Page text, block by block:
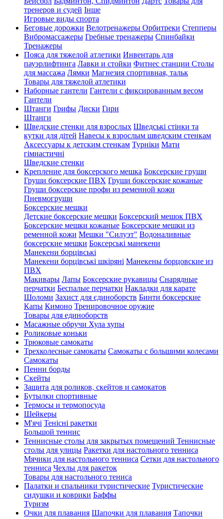
тренеров и судей Інше
Игровые виды спорта
Беговые дорожки Велотренажеры Орбитреки Степперы
Вибромассажеры Гребные тренажеры Спинбайки
Тренажеры
Пояса для тяжелой атлетики Инвентарь для
пауэрлифтинга Лавки и стойки Фитнес станции Столы
для массажа Лямки Магнезия спортивная, тальк
Товары для тяжелой атлетики
Наборные гантели Гантели с фиксированным весом
Гантели
Штанги Грифы Диски Гири
Штанги
Шведские стенки для взрослых Шведські стінки та
кутки для дітей Навесы к взрослым шведским стенкам
Аксессуары к детским стенкам Турніки Мати
гімнастичні
Шведские стенки
Крепление для боксерского мешка Боксерские груши
Груши боксерские ПВХ Груши боксерские кожаные
Груши боксерские профи из ременной кожи
Пневмогруши
Боксерские мешки
Детские боксерские мешки Боксерский мешок ПВХ
Боксерские мешки кожаные Боксерские мешки из
ременной кожи Мешки "Силуэт" Водоналивные
боксерские мешки Боксерські манекени
Манекени борцівські
Манекени борцівські шкіряні Манекены борцовские из
ПВХ
Макивары Лапы Боксерские рукавицы Снарядные
перчатки Беспалые перчатки Накладки для карате
Шоломи Захист для єдиноборств Бинти боксерские
Капы Кимоно Тренировочное оружие
Товары для единоборств
Масажные обручи Хула хупы
Роликовые коньки
Трюковые самокаты
Трехколесные самокаты Самокаты с большими колесами
Cамокаты
Пенни борды
Скейты
Защита для роликов, скейтов и самокатов
Бутылки спортивные
Термосы и термопосуда
Шейкеры
М'ячі Тенісні ракетки
Большой теннис
Теннисные столы для закрытых помещений Теннисные
столы для улицы Ракетки для настольного тенниса
Мячики для настольного тенниса Сетки для настольного
тенниса Чехлы для ракеток
Товары для настольного тениса
Палатки и спальники туристические Туристические
сидушки и коврики Баффы
Туризм
Очки для плавания Шапочки для плавания Тапочки